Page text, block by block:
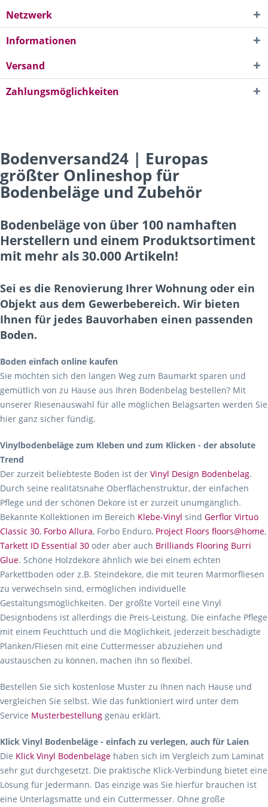
Netzwerk
Informationen
Versand
Zahlungsmöglichkeiten
Bodenversand24 | Europas
größter Onlineshop für
Bodenbeläge und Zubehör
Bodenbeläge von über 100 namhaften
Herstellern und einem Produktsortiment
mit mehr als 30.000 Artikeln!
Sei es die Renovierung Ihrer Wohnung oder ein
Objekt aus dem Gewerbebereich. Wir bieten
Ihnen für jedes Bauvorhaben einen passenden
Boden.
Boden einfach online kaufen
Sie möchten sich den langen Weg zum Baumarkt sparen und
gemütlich von zu Hause aus Ihren Bodenbelag bestellen? Mit
unserer Riesenauswahl für alle möglichen Belagsarten werden Sie
hier ganz sicher fündig.
Vinylbodenbeläge zum Kleben und zum Klicken - der absolute
Trend
Der zurzeit beliebteste Boden ist der Vinyl Design Bodenbelag.
Durch seine realitätsnahe Oberflächenstruktur, der einfachen
Pflege und der schönen Dekore ist er zurzeit unumgänglich.
Bekannte Kollektionen im Bereich Klebe-Vinyl sind Gerflor Virtuo
Classic 30, Forbo Allura, Forbo Enduro, Project Floors floors@home,
Tarkett ID Essential 30 oder aber auch Brilliands Flooring Burri
Glue. Schöne Holzdekore ähnlich wie bei einem echten
Parkettboden oder z.B. Steindekore, die mit teuren Marmorfliesen
zu verwechseln sind, ermöglichen individuelle
Gestaltungsmöglichkeiten. Der größte Vorteil eine Vinyl
Designbodens ist allerdings die Preis-Leistung. Die einfache Pflege
mit einem Feuchttuch und die Möglichkeit, jederzeit beschädigte
Planken/Fliesen mit eine Cuttermesser abzuziehen und
austauschen zu können, machen ihn so flexibel.
Bestellen Sie sich kostenlose Muster zu Ihnen nach Hause und
vergleichen Sie selbst. Wie das funktioniert wird unter dem
Service Musterbestellung genau erklärt.
Klick Vinyl Bodenbeläge - einfach zu verlegen, auch für Laien
Die Klick Vinyl Bodenbeläge haben sich im Vergleich zum Laminat
sehr gut durchgesetzt. Die praktische Klick-Verbindung bietet eine
Lösung für Jedermann. Das einzige was Sie hierfür brauchen ist
eine Unterlagsmatte und ein Cuttermesser. Ohne große